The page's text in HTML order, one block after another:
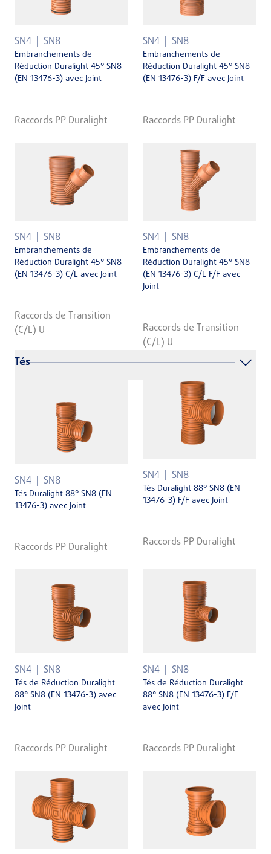
SN4 SN8
Embranchements de
Réduction Duralight 45° SN8
(EN 13476-3) avec Joint
Raccords PP Duralight
SN4 SN8
Embranchements de
Réduction Duralight 45° SN8
(EN 13476-3) F/F avec Joint
Raccords PP Duralight
SN4 SN8
Embranchements de
Réduction Duralight 45° SN8
(EN 13476-3) C/L avec Joint
Raccords de Transition
(C/L) U
SN4 SN8
Embranchements de
Réduction Duralight 45° SN8
(EN 13476-3) C/L F/F avec
Joint
Raccords de Transition
(C/L) U
Tés
SN4 SN8
Tés Duralight 88° SN8 (EN
13476-3) avec Joint
Raccords PP Duralight
SN4 SN8
Tés Duralight 88° SN8 (EN
13476-3) F/F avec Joint
Raccords PP Duralight
SN4 SN8
Tés de Réduction Duralight
88° SN8 (EN 13476-3) avec
Joint
Raccords PP Duralight
SN4 SN8
Tés de Réduction Duralight
88° SN8 (EN 13476-3) F/F
avec Joint
Raccords PP Duralight